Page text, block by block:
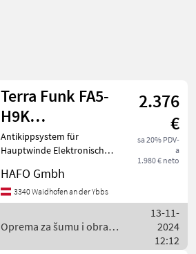
Terra Funk FA5-
H9K
Antikippsystem
2.376
€
sa 20% PDV-
a
1.980 € neto
Antikippsystem für
Hauptwinde Elektronische
Sender mit folgenden
Funktionen: - Ziehen, Lösen
- Motor Start/Stop - Gas +/- -
HAFO Gmbh
3340 Waidhofen an der Ybbs
Oprema za šumu i obradu
13-11-
2024
12:12